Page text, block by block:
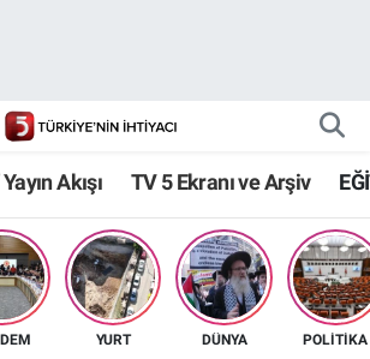
Yayın Akışı TV 5 Ekranı ve Arşiv
YURT DÜNYA POLİTİKA
ve Arşiv